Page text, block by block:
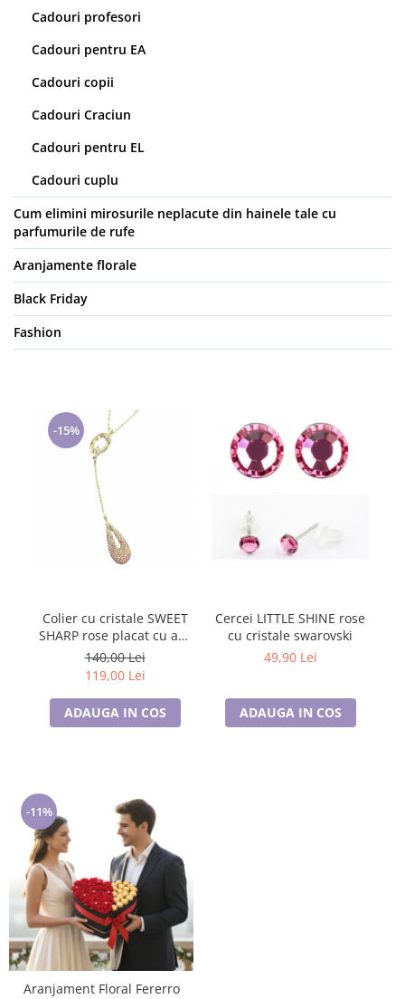
Cadouri profesori
Cadouri pentru EA
Cadouri copii
Cadouri Craciun
Cadouri pentru EL
Cadouri cuplu
Cum elimini mirosurile neplacute din hainele tale cu
parfumurile de rufe
Aranjamente florale
Black Friday
Fashion
-15%
Colier cu cristale SWEET
SHARP rose placat cu aur
galben
140,00 Lei
119,00 Lei
ADAUGA IN COS
Cercei LITTLE SHINE rose
cu cristale swarovski
49,90 Lei
ADAUGA IN COS
-11%
Aranjament Floral Fererro